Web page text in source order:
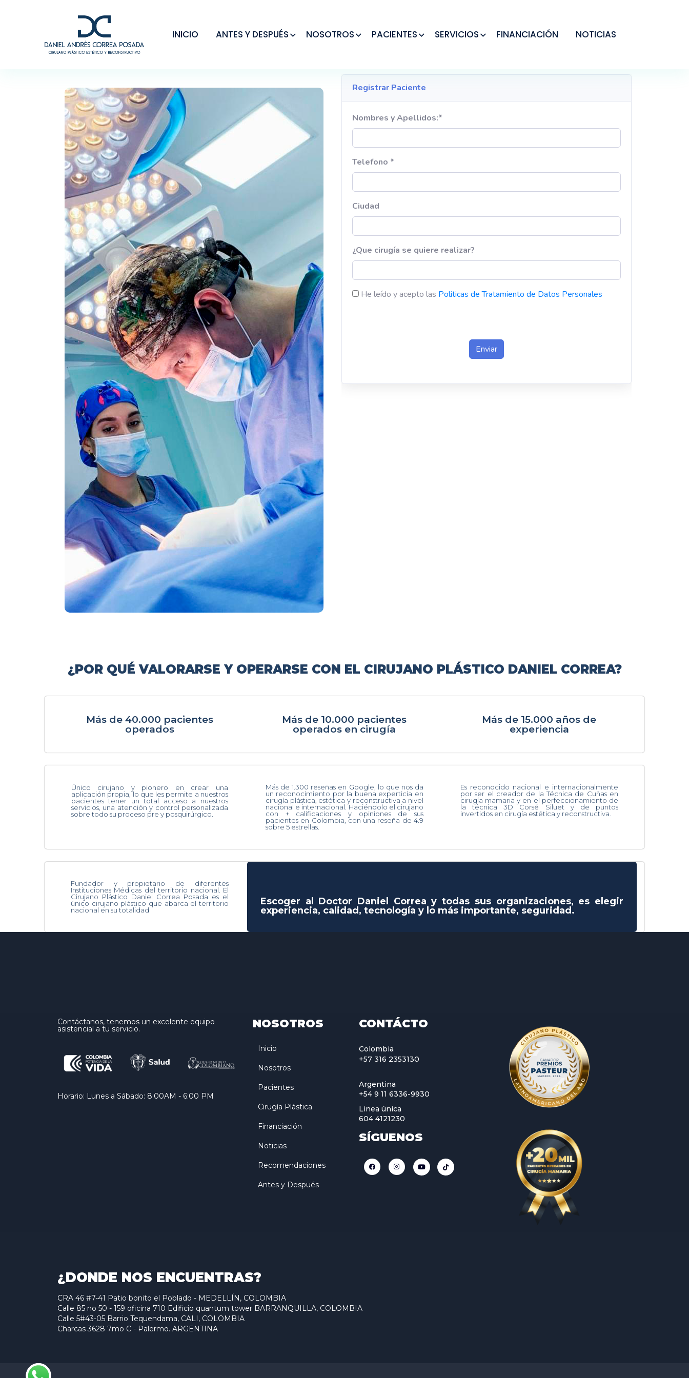
INICIO ANTES Y DESPUÉS NOSOTROS PACIENTES SERVICIOS FINANCIACIÓN NOTICIAS
¿POR QUÉ VALORARSE Y OPERARSE CON EL CIRUJANO PLÁSTICO DANIEL CORREA?
Más de 40.000 pacientes
operados
Más de 10.000 pacientes
operados en cirugía
Más de 15.000 años de
experiencia
Único cirujano y pionero en crear una
aplicación propia, lo que les permite a nuestros
pacientes tener un total acceso a nuestros
servicios, una atención y control personalizada
sobre todo su proceso pre y posquirúrgico.
Más de 1.300 reseñas en Google, lo que nos da
un reconocimiento por la buena experticia en
cirugía plástica, estética y reconstructiva a nivel
nacional e internacional. Haciéndolo el cirujano
con + calificaciones y opiniones de sus
pacientes en Colombia, con una reseña de 4.9
sobre 5 estrellas.
Es reconocido nacional e internacionalmente
por ser el creador de la Técnica de Cuñas en
cirugía mamaria y en el perfeccionamiento de
la técnica 3D Corsé Siluet y de puntos
invertidos en cirugía estética y reconstructiva.
Fundador y propietario de diferentes
Instituciones Médicas del territorio nacional. El
Cirujano Plástico Daniel Correa Posada es el
único cirujano plástico que abarca el territorio
nacional en su totalidad
Escoger al Doctor Daniel Correa y todas sus organizaciones, es elegir
experiencia, calidad, tecnología y lo más importante, seguridad.
Contáctanos, tenemos un excelente equipo
asistencial a tu servicio.
Horario: Lunes a Sábado: 8:00AM - 6:00 PM
NOSOTROS
Inicio
Nosotros
Pacientes
Cirugía Plástica
Financiación
Noticias
Recomendaciones
Antes y Después
CONTÁCTO
Colombia
+57 316 2353130
Argentina
+54 9 11 6336-9930
Linea única
604 4121230
SÍGUENOS
¿DONDE NOS ENCUENTRAS?
CRA 46 #7-41 Patio bonito el Poblado - MEDELLÍN, COLOMBIA
Calle 85 no 50 - 159 oficina 710 Edificio quantum tower BARRANQUILLA, COLOMBIA
Calle 5#43-05 Barrio Tequendama, CALI, COLOMBIA
Charcas 3628 7mo C - Palermo. ARGENTINA